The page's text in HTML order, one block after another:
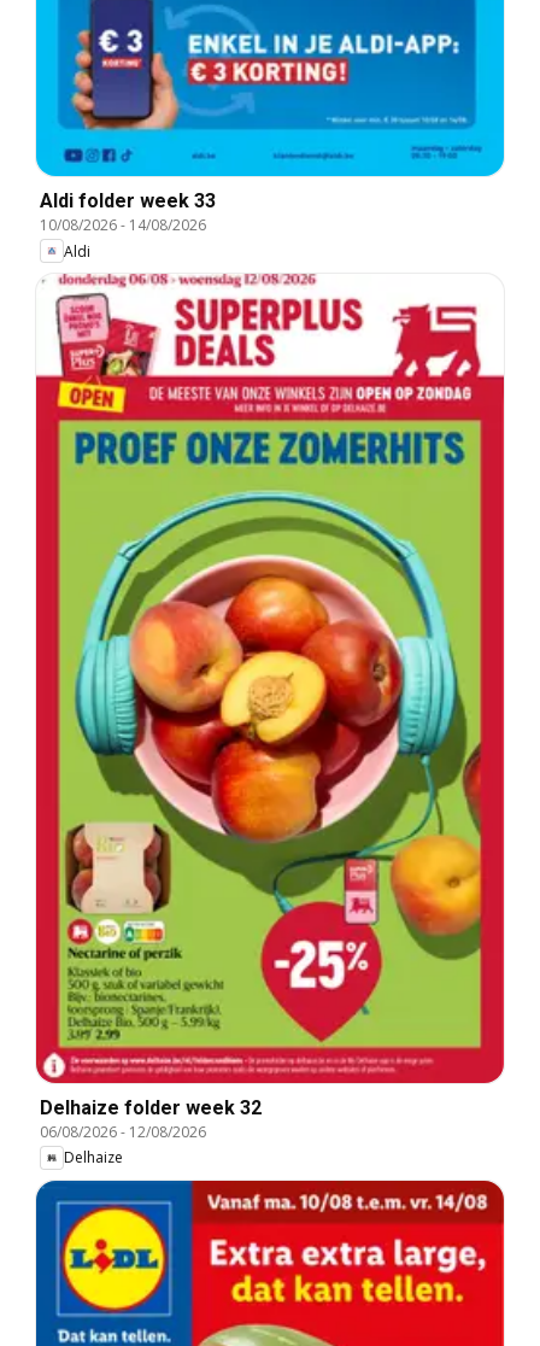
Aldi folder week 33
10/08/2026- 14/08/2026
Aldi
Delhaize folder week 32
06/08/2026- 12/08/2026
Delhaize